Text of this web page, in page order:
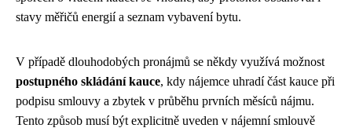
stavy měřičů energií a seznam vybavení bytu.
V případě dlouhodobých pronájmů se někdy využívá možnost
postupného skládání kauce, kdy nájemce uhradí část kauce při
podpisu smlouvy a zbytek v průběhu prvních měsíců nájmu.
Tento způsob musí být explicitně uveden v nájemní smlouvě